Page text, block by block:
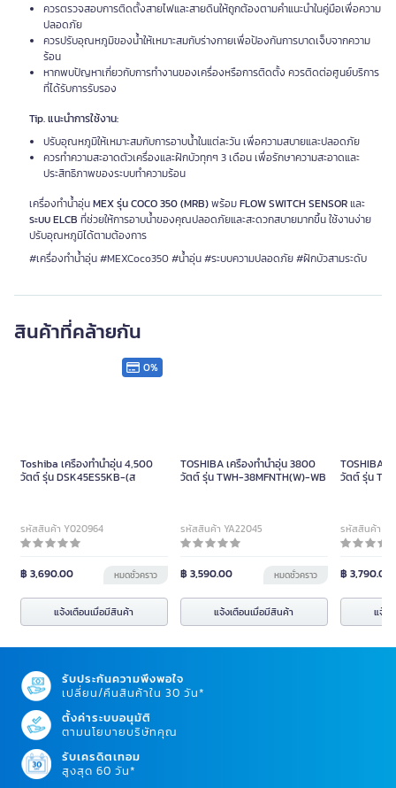
ควรตรวจสอบการติดตั้งสายไฟและสายดินให้ถูกต้องตามคำแนะนำในคู่มือเพื่อความ
ปลอดภัย
ควรปรับอุณหภูมิของน้ำให้เหมาะสมกับร่างกายเพื่อป้องกันการบาดเจ็บจากความ
ร้อน
หากพบปัญหาเกี่ยวกับการทำงานของเครื่องหรือการติดตั้ง ควรติดต่อศูนย์บริการ
ที่ได้รับการรับรอง
Tip. แนะนำการใช้งาน:
ปรับอุณหภูมิให้เหมาะสมกับการอาบน้ำในแต่ละวัน เพื่อความสบายและปลอดภัย
ควรทำความสะอาดตัวเครื่องและฝักบัวทุกๆ 3 เดือน เพื่อรักษาความสะอาดและ
ประสิทธิภาพของระบบทำความร้อน
เครื่องทำน้ำอุ่นMEX รุ่น COCO 350 (MRB)พร้อมFLOW SWITCH SENSORและ
ระบบ ELCB ที่ช่วยให้การอาบน้ำของคุณปลอดภัยและสะดวกสบายมากขึ้น ใช้งานง่าย
ปรับอุณหภูมิได้ตามต้องการ
#เครื่องทำน้ำอุ่น #MEXCoco350 #น้ำอุ่น #ระบบความปลอดภัย #ฝักบัวสามระดับ
สินค้าที่คล้ายกัน
0%
Toshiba เครื่องทำน้ำอุ่น 4,500
วัตต์ รุ่น DSK45ES5KB-(ส
รหัสสินค้า Y020964
฿ 3,690.00 หมดชั่วคราว
แจ้งเตือนเมื่อมีสินค้า
TOSHIBA เครื่องทำน้ำอุ่น 3800
วัตต์ รุ่น TWH-38MFNTH(W)-WB
รหัสสินค้า YA22045
฿ 3,590.00 หมดชั่วคราว
แจ้งเตือนเมื่อมีสินค้า
TOSHIBA
วัตต์ รุ่น
รหัสสินค้า
฿ 3,790.00
แจ้ง
รับประกันความพึงพอใจ
เปลี่ยน/คืนสินค้าใน 30 วัน*
ตั้งค่าระบบอนุมัติ
ตามนโยบายบริษัทคุณ
รับเครดิตเทอม
สูงสุด 60 วัน*